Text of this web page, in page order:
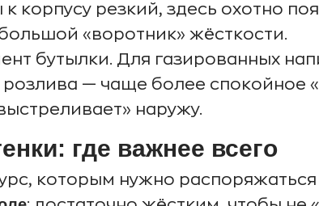
к корпусу резкий, здесь охотно
«воротник» жёсткости.
бутылки. Для газированных
розлива — чаще более спокойное
наружу.
где важнее всего
которым нужно